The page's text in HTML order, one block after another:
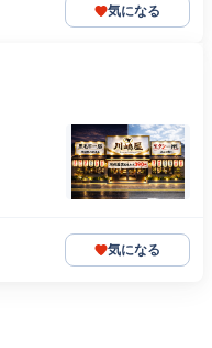
気になる
気になる